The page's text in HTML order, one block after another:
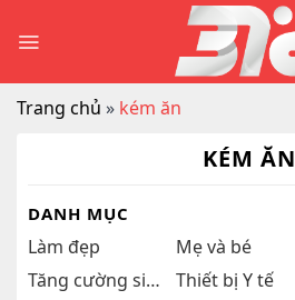
Trang chủ » kém ăn
KÉM ĂN
DANH MỤC
Làm đẹp Mẹ và bé
Tăng cường sinh lý
Thiết bị Y tế